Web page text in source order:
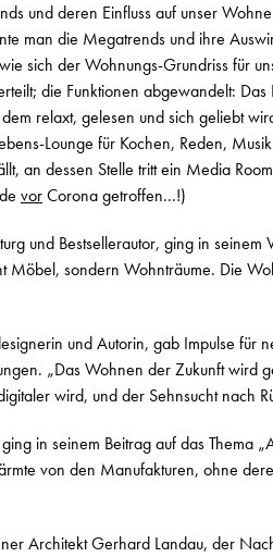
und deren Einfluss auf unser
man die Megatrends und ihre
sich der Wohnungs-Grundriss für
die Funktionen abgewandelt:
relaxt, gelesen und sich geliebt
Lounge für Kochen, Reden,
an dessen Stelle tritt ein Media
vorCorona getroffen...!)
und Bestsellerautor, ging in
Möbel, sondern Wohnträume. Die
und Autorin, gab Impulse für
„Das Wohnen der Zukunft wird
wird, und der Sehnsucht nach
in seinem Beitrag auf das Thema
von den Manufakturen, ohne
Architekt Gerhard Landau, der